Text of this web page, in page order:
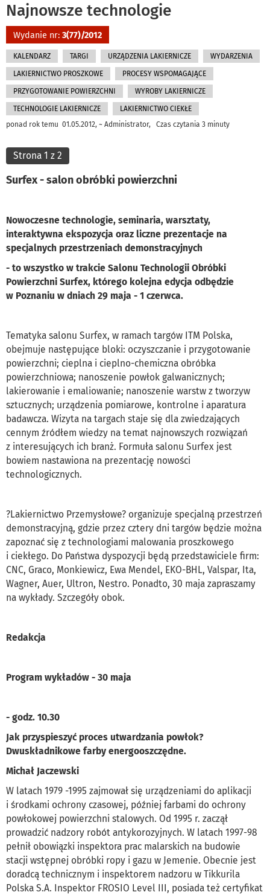
Najnowsze technologie
Wydanie nr: 3(77)/2012
KALENDARZ TARGI URZĄDZENIA LAKIERNICZE WYDARZENIA
LAKIERNICTWO PROSZKOWE PROCESY WSPOMAGAJĄCE
PRZYGOTOWANIE POWIERZCHNI WYROBY LAKIERNICZE
TECHNOLOGIE LAKIERNICZE
LAKIERNICTWO CIEKŁE
ponad rok temu 01.05.2012, ~ Administrator, Czas czytania 3 minuty
Strona 1 z 2
Surfex - salon obróbki powierzchni
Nowoczesne technologie, seminaria, warsztaty,
interaktywna ekspozycja oraz liczne prezentacje na
specjalnych przestrzeniach demonstracyjnych
- to wszystko w trakcie Salonu Technologii Obróbki
Powierzchni Surfex, którego kolejna edycja odbędzie
w Poznaniu w dniach 29 maja - 1 czerwca.
Tematyka salonu Surfex, w ramach targów ITM Polska,
obejmuje następujące bloki: oczyszczanie i przygotowanie
powierzchni; cieplna i cieplno-chemiczna obróbka
powierzchniowa; nanoszenie powłok galwanicznych;
lakierowanie i emaliowanie; nanoszenie warstw z tworzyw
sztucznych; urządzenia pomiarowe, kontrolne i aparatura
badawcza. Wizyta na targach staje się dla zwiedzających
cennym źródłem wiedzy na temat najnowszych rozwiązań
z interesujących ich branż. Formuła salonu Surfex jest
bowiem nastawiona na prezentację nowości
technologicznych.
?Lakiernictwo Przemysłowe? organizuje specjalną przestrzeń
demonstracyjną, gdzie przez cztery dni targów będzie można
zapoznać się z technologiami malowania proszkowego
i ciekłego. Do Państwa dyspozycji będą przedstawiciele firm:
CNC, Graco, Monkiewicz, Ewa Mendel, EKO-BHL, Valspar, Ita,
Wagner, Auer, Ultron, Nestro. Ponadto, 30 maja zapraszamy
na wykłady. Szczegóły obok.
Redakcja
Program wykładów - 30 maja
- godz. 10.30
Jak przyspieszyć proces utwardzania powłok?
Dwuskładnikowe farby energooszczędne.
Michał Jaczewski
W latach 1979 -1995 zajmował się urządzeniami do aplikacji
i środkami ochrony czasowej, później farbami do ochrony
powłokowej powierzchni stalowych. Od 1995 r. zaczął
prowadzić nadzory robót antykorozyjnych. W latach 1997-98
pełnił obowiązki inspektora prac malarskich na budowie
stacji wstępnej obróbki ropy i gazu w Jemenie. Obecnie jest
doradcą technicznym i inspektorem nadzoru w Tikkurila
Polska S.A. Inspektor FROSIO Level III, posiada też certyfikat